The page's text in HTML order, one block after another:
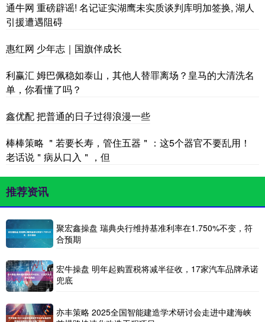
通牛网 重磅辟谣! 名记证实湖鹰未实质谈判库明加签换, 湖人
引援遭遇阻碍
惠红网 少年志｜国旗伴成长
利赢汇 姆巴佩稳如泰山，其他人替罪离场？皇马的大清洗名
单，你看懂了吗？
鑫优配 把普通的日子过得浪漫一些
棒棒策略 ＂若要长寿，管住五器＂：这5个器官不要乱用！
老话说＂病从口入＂，但
推荐资讯
聚宏鑫操盘 瑞典央行维持基准利率在1.750%不变，符
合预期
宏牛操盘 明年起购置税将减半征收，17家汽车品牌承诺
兜底
亦丰策略 2025全国智能建造学术研讨会走进中建海峡